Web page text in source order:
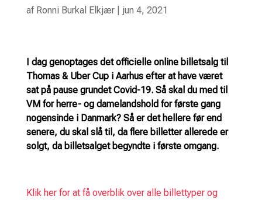
af Ronni Burkal Elkjær| jun 4, 2021
I dag genoptages det officielle online billetsalg til
Thomas & Uber Cup i Aarhus efter at have været
sat på pause grundet Covid-19. Så skal du med til
VM for herre- og damelandshold for første gang
nogensinde i Danmark? Så er det hellere før end
senere, du skal slå til, da flere billetter allerede er
solgt, da billetsalget begyndte i første omgang.
Klik her for at få overblik over alle billettyper og